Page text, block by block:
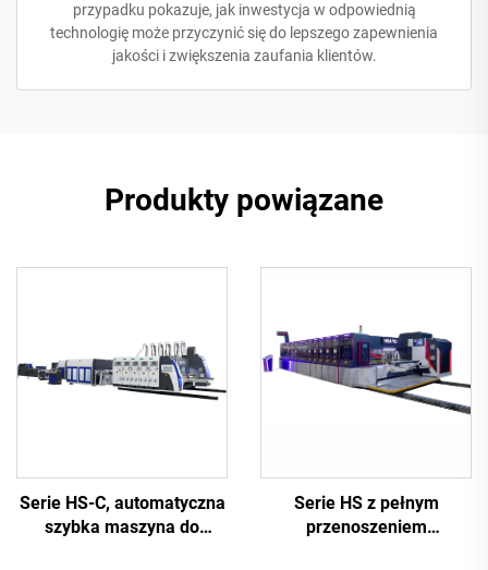
przypadku pokazuje, jak inwestycja w odpowiednią
technologię może przyczynić się do lepszego zapewnienia
jakości i zwiększenia zaufania klientów.
Produkty powiązane
Serie HS-C, automatyczna
szybka maszyna do
Serie HS z pełnym
przenoszeniem